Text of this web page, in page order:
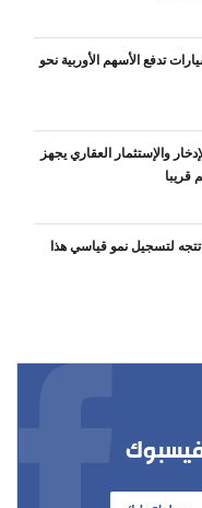
تدفع الأسهم الأوربية نحو
والإستثمار العقاري يجهز
تتجه لتسجيل نمو قياسي هذا